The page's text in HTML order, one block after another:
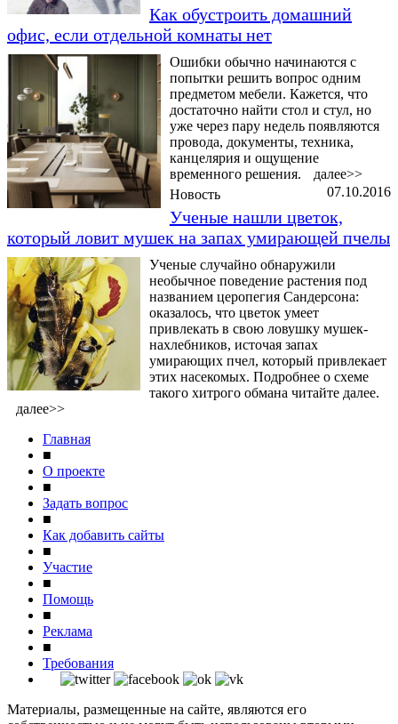
Как обустроить домашний
офис, если отдельной комнаты нет
Ошибки обычно начинаются с
попытки решить вопрос одним
предметом мебели. Кажется, что
достаточно найти стол и стул, но
уже через пару недель появляются
провода, документы, техника,
канцелярия и ощущение
временного решения.
далее>>
07.10.2016
Новость
Ученые нашли цветок,
который ловит мушек на запах умирающей пчелы
Ученые случайно обнаружили
необычное поведение растения под
названием церопегия Сандерсона:
оказалось, что цветок умеет
привлекать в свою ловушку мушек-
нахлебников, источая запах
умирающих пчел, который привлекает
этих насекомых. Подробнее о схеме
такого хитрого обмана читайте далее.
далее>>
Главная
■
О проекте
■
Задать вопрос
■
Как добавить сайты
■
Участие
■
Помощь
■
Реклама
■
Требования
Материалы, размещенные на сайте, являются его